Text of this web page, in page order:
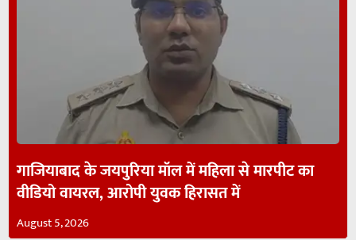
गाजियाबाद के जयपुरिया मॉल में महिला से मारपीट का
वीडियो वायरल, आरोपी युवक हिरासत में
August 5, 2026